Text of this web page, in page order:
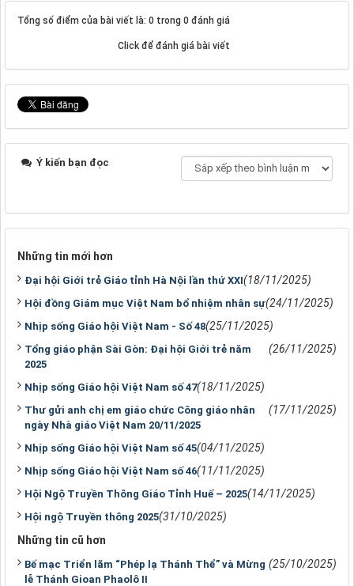
Tổng số điểm của bài viết là: 0 trong 0 đánh giá
Click để đánh giá bài viết
Ý kiến bạn đọc
Những tin mới hơn
Đại hội Giới trẻ Giáo tỉnh Hà Nội lần thứ XXI(18/11/2025)
Hội đồng Giám mục Việt Nam bổ nhiệm nhân sự(24/11/2025)
Nhịp sống Giáo hội Việt Nam - Số 48(25/11/2025)
Tổng giáo phận Sài Gòn: Đại hội Giới trẻ năm
2025
(26/11/2025)
Nhịp sống Giáo hội Việt Nam số 47(18/11/2025)
Thư gửi anh chị em giáo chức Công giáo nhân
ngày Nhà giáo Việt Nam 20/11/2025
(17/11/2025)
Nhịp sống Giáo hội Việt Nam số 45(04/11/2025)
Nhịp sống Giáo hội Việt Nam số 46(11/11/2025)
Hội Ngộ Truyền Thông Giáo Tỉnh Huế – 2025(14/11/2025)
Hội ngộ Truyền thông 2025(31/10/2025)
Những tin cũ hơn
Bế mạc Triển lãm “Phép lạ Thánh Thể” và Mừng
lễ Thánh Gioan Phaolô II
(25/10/2025)